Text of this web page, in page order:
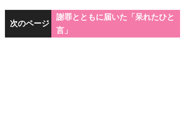
次のページ
謝罪とともに届いた「呆れたひと
言」